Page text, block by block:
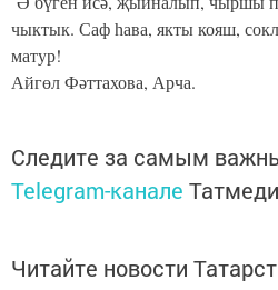
чыктык. Саф һава, якты кояш,
матур!
Айгөл Фәттахова, Арча.
Следите за самым
Telegram-канале
Читайте новости